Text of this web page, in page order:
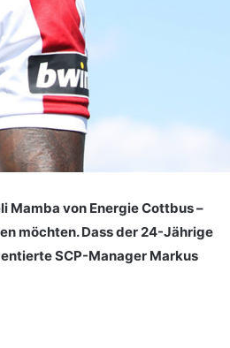
Mamba von Energie Cottbus –
möchten. Dass der 24-Jährige
SCP-Manager Markus